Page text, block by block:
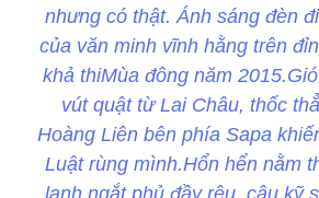
nhưng có thật. Ánh sáng đèn
của văn minh vĩnh hằng trên
khả thiMùa đông năm
vút quật từ Lai Châu, thốc
Hoàng Liên bên phía Sapa
Luật rùng mình.Hổn hển nằm